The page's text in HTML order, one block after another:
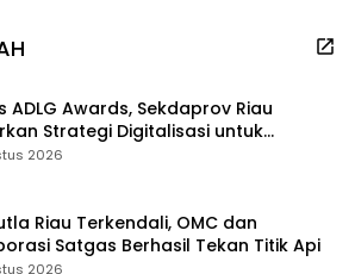
ADLG Awards, Sekdaprov Riau
Strategi Digitalisasi untuk
Layanan Publik
2026
Riau Terkendali, OMC dan
Satgas Berhasil Tekan Titik Api
2026